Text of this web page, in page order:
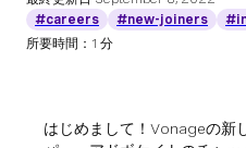
#careers
#new-joiners
所要時間：1 分
はじめまして！Vonageの新